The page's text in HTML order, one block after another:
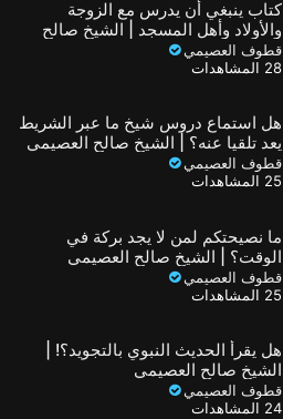
كتاب ينبغي أن يدرس مع الزوجة
والأولاد وأهل المسجد | الشيخ صالح
العصيمي
قطوف العصيمي
28 المشاهدات
هل استماع دروس شيخ ما عبر الشريط
يعد تلقيا عنه؟ | الشيخ صالح العصيمي
قطوف العصيمي
25 المشاهدات
ما نصيحتكم لمن لا يجد بركة في
الوقت؟ | الشيخ صالح العصيمي
قطوف العصيمي
25 المشاهدات
هل يقرأ الحديث النبوي بالتجويد؟! |
الشيخ صالح العصيمي
قطوف العصيمي
24 المشاهدات